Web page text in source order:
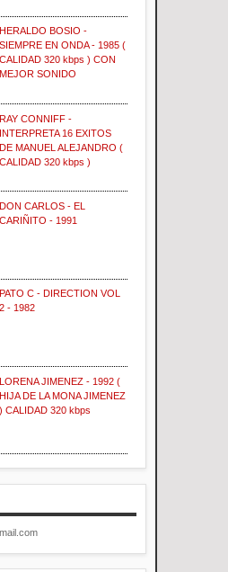
HERALDO BOSIO -
SIEMPRE EN ONDA - 1985 (
CALIDAD 320 kbps ) CON
MEJOR SONIDO
RAY CONNIFF -
INTERPRETA 16 EXITOS
DE MANUEL ALEJANDRO (
CALIDAD 320 kbps )
DON CARLOS - EL
CARIÑITO - 1991
PATO C - DIRECTION VOL
2 - 1982
LORENA JIMENEZ - 1992 (
HIJA DE LA MONA JIMENEZ
) CALIDAD 320 kbps